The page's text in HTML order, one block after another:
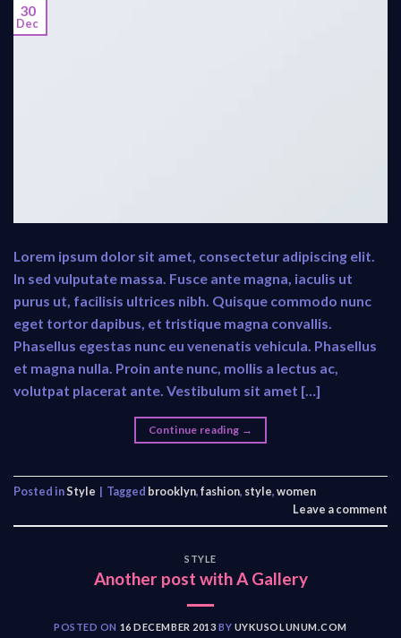
30
Dec
Lorem ipsum dolor sit amet, consectetur adipiscing elit.
In sed vulputate massa. Fusce ante magna, iaculis ut
purus ut, facilisis ultrices nibh. Quisque commodo nunc
eget tortor dapibus, et tristique magna convallis.
Phasellus egestas nunc eu venenatis vehicula. Phasellus
et magna nulla. Proin ante nunc, mollis a lectus ac,
volutpat placerat ante. Vestibulum sit amet […]
Continue reading →
Posted inStyle | Tagged brooklyn,fashion, style,women
Leave a comment
STYLE
Another post with A Gallery
POSTED ON 16 DECEMBER 2013 BY UYKUSOLUNUM.COM